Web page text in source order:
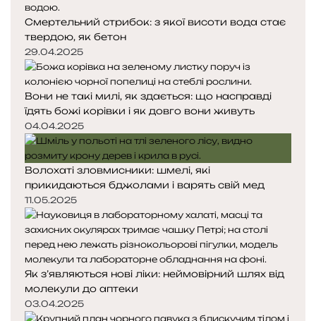
Смертельний стрибок: з якої висоти вода стає
твердою, як бетон
29.04.2025
Вони не такі милі, як здається: що насправді
їдять божі корівки і як довго вони живуть
04.04.2025
Волохаті зловмисники: шмелі, які
прикидаються бджолами і варять свій мед
11.05.2025
Як з’являються нові ліки: неймовірний шлях від
молекули до аптеки
03.04.2025